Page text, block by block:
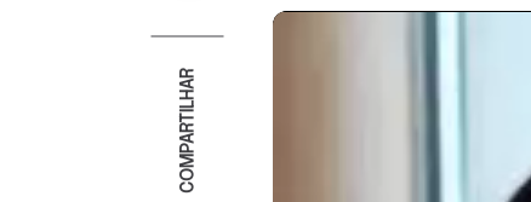
COMPARTILHAR